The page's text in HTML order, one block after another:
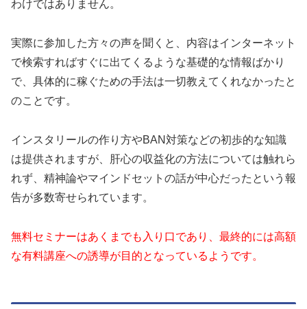
わけではありません。
実際に参加した方々の声を聞くと、内容はインターネット
で検索すればすぐに出てくるような基礎的な情報ばかり
で、具体的に稼ぐための手法は一切教えてくれなかったと
のことです。
インスタリールの作り方やBAN対策などの初歩的な知識
は提供されますが、肝心の収益化の方法については触れら
れず、精神論やマインドセットの話が中心だったという報
告が多数寄せられています。
無料セミナーはあくまでも入り口であり、最終的には高額
な有料講座への誘導が目的となっているようです。